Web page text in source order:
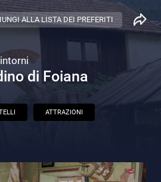
ALLA LISTA DEI PREFERITI
di Foiana
ATTRAZIONI